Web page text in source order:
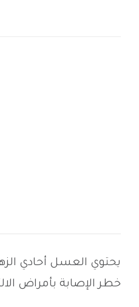
يحتوي العسل أحادي
خطر الإصابة بأمراض